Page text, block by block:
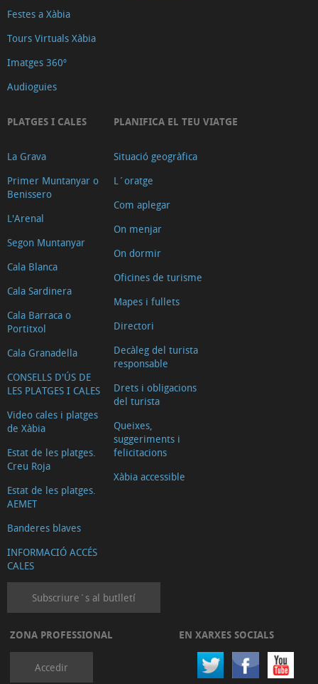
Festes a Xàbia
Tours Virtuals Xàbia
Imatges 360º
Audioguies
PLATGES I CALES
La Grava
Primer Muntanyar o
Benissero
L'Arenal
Segon Muntanyar
Cala Blanca
Cala Sardinera
Cala Barraca o
Portitxol
Cala Granadella
CONSELLS D'ÚS DE
LES PLATGES I CALES
Video cales i platges
de Xàbia
Estat de les platges.
Creu Roja
Estat de les platges.
AEMET
Banderes blaves
INFORMACIÓ ACCÉS
CALES
PLANIFICA EL TEU VIATGE
Situació geogràfica
L´oratge
Com aplegar
On menjar
On dormir
Oficines de turisme
Mapes i fullets
Directori
Decàleg del turista
responsable
Drets i obligacions
del turista
Queixes,
suggeriments i
felicitacions
Xàbia accessible
Subscriure´s al butlletí
ZONA PROFESSIONAL
Accedir
EN XARXES SOCIALS